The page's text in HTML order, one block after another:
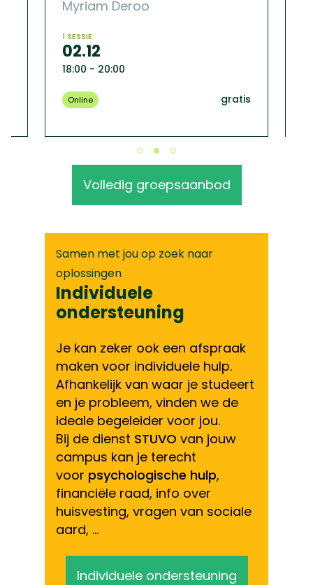
Myriam Deroo
1 SESSIE
02.12
18:00 - 20:00
Online gratis
Volledig groepsaanbod
Samen met jou op zoek naar
oplossingen
Individuele
ondersteuning
Je kan zeker ook een afspraak
maken voor individuele hulp.
Afhankelijk van waar je studeert
en je probleem, vinden we de
ideale begeleider voor jou.
Bij de dienst STUVO van jouw
campus kan je terecht
voor psychologische hulp,
financiële raad, info over
huisvesting, vragen van sociale
aard, …
Individuele ondersteuning